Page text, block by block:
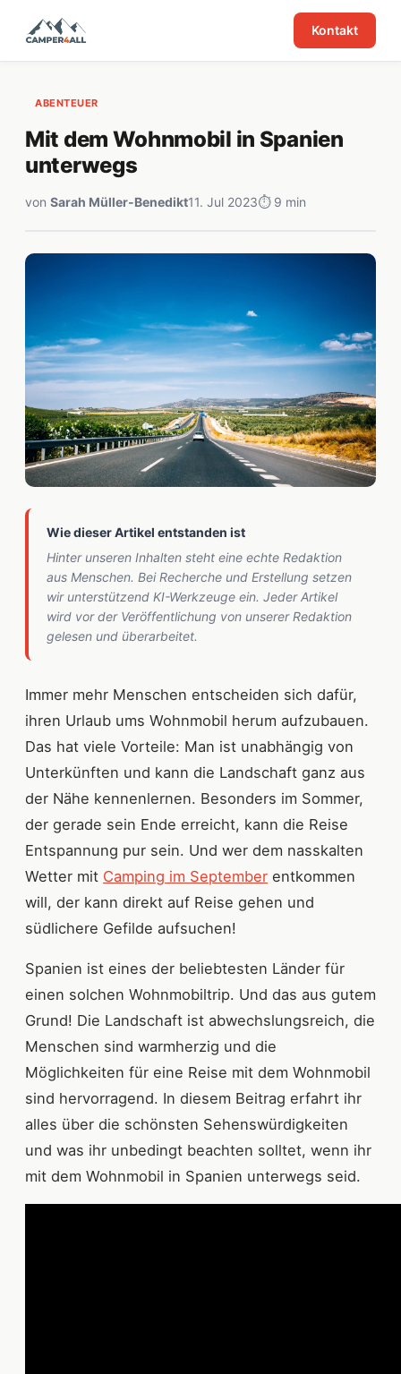
Kontakt
ABENTEUER
Mit dem Wohnmobil in Spanien
unterwegs
von Sarah Müller-Benedikt11. Jul 2023⏱ 9 min
Wie dieser Artikel entstanden ist
Hinter unseren Inhalten steht eine echte Redaktion
aus Menschen. Bei Recherche und Erstellung setzen
wir unterstützend KI-Werkzeuge ein. Jeder Artikel
wird vor der Veröffentlichung von unserer Redaktion
gelesen und überarbeitet.
Immer mehr Menschen entscheiden sich dafür,
ihren Urlaub ums Wohnmobil herum aufzubauen.
Das hat viele Vorteile: Man ist unabhängig von
Unterkünften und kann die Landschaft ganz aus
der Nähe kennenlernen. Besonders im Sommer,
der gerade sein Ende erreicht, kann die Reise
Entspannung pur sein. Und wer dem nasskalten
Wetter mit Camping im September entkommen
will, der kann direkt auf Reise gehen und
südlichere Gefilde aufsuchen!
Spanien ist eines der beliebtesten Länder für
einen solchen Wohnmobiltrip. Und das aus gutem
Grund! Die Landschaft ist abwechslungsreich, die
Menschen sind warmherzig und die
Möglichkeiten für eine Reise mit dem Wohnmobil
sind hervorragend. In diesem Beitrag erfahrt ihr
alles über die schönsten Sehenswürdigkeiten
und was ihr unbedingt beachten solltet, wenn ihr
mit dem Wohnmobil in Spanien unterwegs seid.